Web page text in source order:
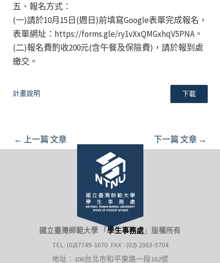
五、報名方式：
(一)請於10月15日(週日)前填寫Google表單完成報名，
表單網址：https://forms.gle/ry1vXxQMGxhqV5PNA。
(二)報名費酌收200元(含午餐及保險費)，請於報到處
繳交。
計畫說明 下載
Post
navigation
← 上一篇 文章 下一篇 文章 →
國立臺灣師範大學 「 學生事務處 」 版權所有
TEL: (02)7749-1070 FAX : (02) 2363-5704
地址：106台北市和平東路一段162號